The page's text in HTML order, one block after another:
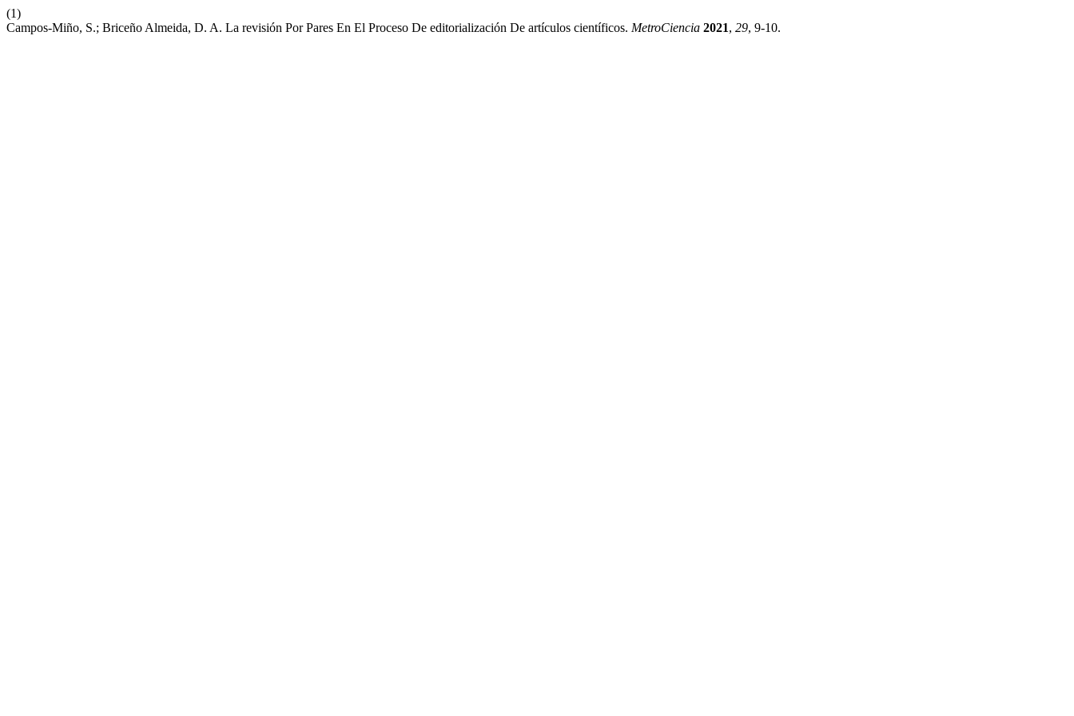
(1)
Campos-Miño, S.; Briceño Almeida, D. A. La revisión Por Pares En El Proceso De editorialización De artículos científicos. MetroCiencia 2021, 29, 9-10.